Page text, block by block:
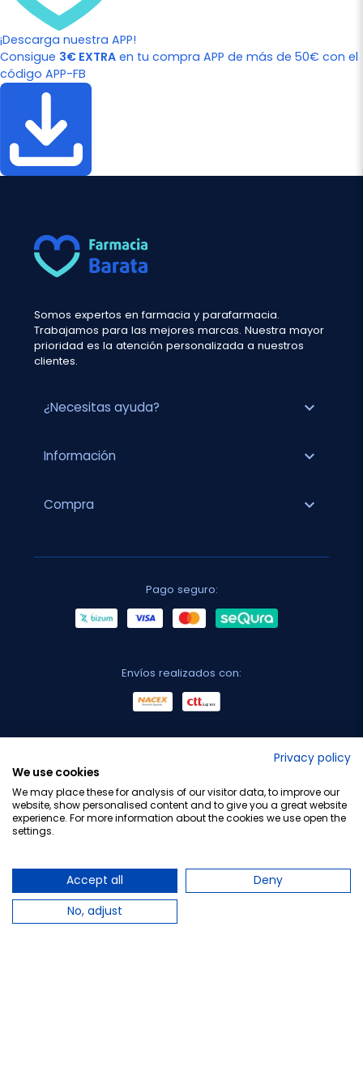
¡Descarga nuestra APP!
Consigue 3€ EXTRA en tu compra APP de más de 50€ con el
código APP-FB
Somos expertos en farmacia y parafarmacia.
Trabajamos para las mejores marcas. Nuestra mayor
prioridad es la atención personalizada a nuestros
clientes.
¿Necesitas ayuda? expand_more
Información expand_more
Compra expand_more
Pago seguro:
Envíos realizados con:
Privacy policy
We use cookies
We may place these for analysis of our visitor data, to improve our
website, show personalised content and to give you a great website
experience. For more information about the cookies we use open the
settings.
Accept all
Deny
No, adjust